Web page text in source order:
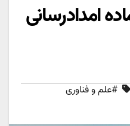
امدادرسانی
#علم و فناوری